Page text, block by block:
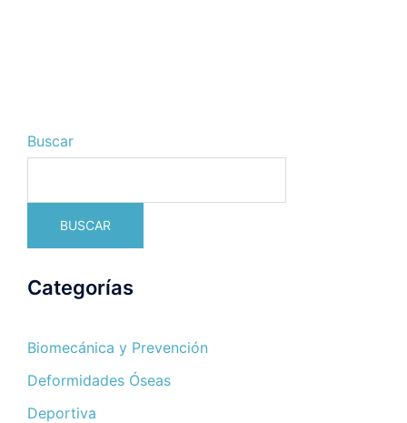
Buscar
BUSCAR
Categorías
Biomecánica y Prevención
Deformidades Óseas
Deportiva